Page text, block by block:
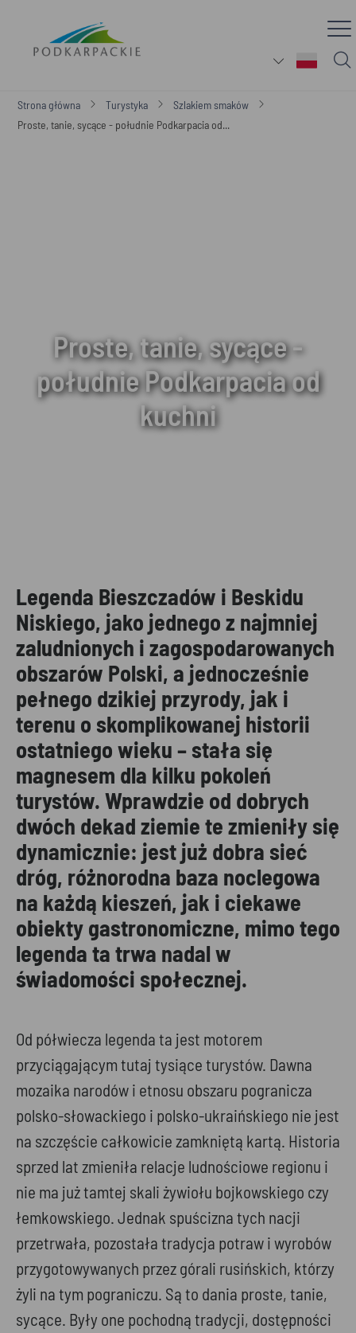
Strona główna Turystyka
Szlakiem smaków
Proste, tanie, sycące - południe Podkarpacia od...
Proste, tanie, sycące -
południe Podkarpacia od
kuchni
Legenda Bieszczadów i Beskidu
Niskiego, jako jednego z najmniej
zaludnionych i zagospodarowanych
obszarów Polski, a jednocześnie
pełnego dzikiej przyrody, jak i
terenu o skomplikowanej historii
ostatniego wieku – stała się
magnesem dla kilku pokoleń
turystów. Wprawdzie od dobrych
dwóch dekad ziemie te zmieniły się
dynamicznie: jest już dobra sieć
dróg, różnorodna baza noclegowa
na każdą kieszeń, jak i ciekawe
obiekty gastronomiczne, mimo tego
legenda ta trwa nadal w
świadomości społecznej.
Od półwiecza legenda ta jest motorem
przyciągającym tutaj tysiące turystów. Dawna
mozaika narodów i etnosu obszaru pogranicza
polsko-słowackiego i polsko-ukraińskiego nie jest
na szczęście całkowicie zamkniętą kartą. Historia
sprzed lat zmieniła relacje ludnościowe regionu i
nie ma już tamtej skali żywiołu bojkowskiego czy
łemkowskiego. Jednak spuścizna tych nacji
przetrwała, pozostała tradycja potraw i wyrobów
przygotowywanych przez górali rusińskich, którzy
żyli na tym pograniczu. Są to dania proste, tanie,
sycące. Były one pochodną tradycji, dostępności